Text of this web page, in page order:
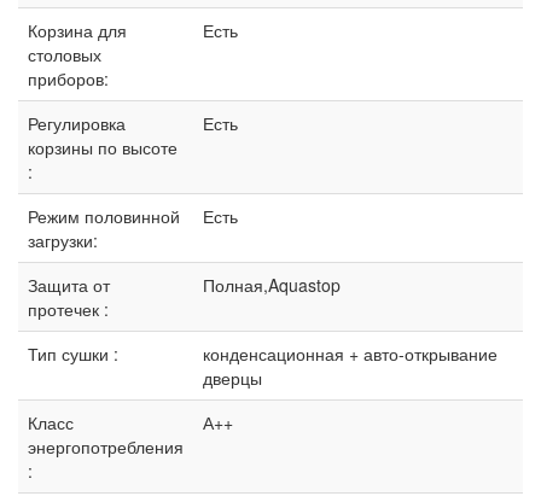
Корзина для
столовых
приборов:
Есть
Регулировка
корзины по высоте
:
Есть
Режим половинной
загрузки:
Есть
Защита от
протечек :
Полная,Aquastop
Тип сушки :
конденсационная + авто-открывание
дверцы
Класс
энергопотребления
:
А++